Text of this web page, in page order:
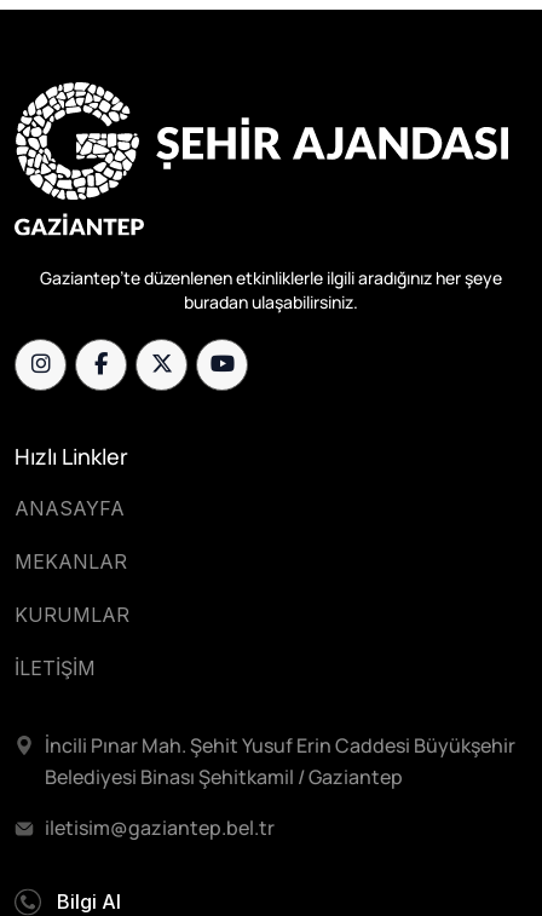
Gaziantep’te düzenlenen etkinliklerle ilgili aradığınız her şeye
buradan ulaşabilirsiniz.
Hızlı Linkler
ANASAYFA
MEKANLAR
KURUMLAR
İLETİŞİM
İncili Pınar Mah. Şehit Yusuf Erin Caddesi Büyükşehir
Belediyesi Binası Şehitkamil / Gaziantep
iletisim@gaziantep.bel.tr
Bilgi Al